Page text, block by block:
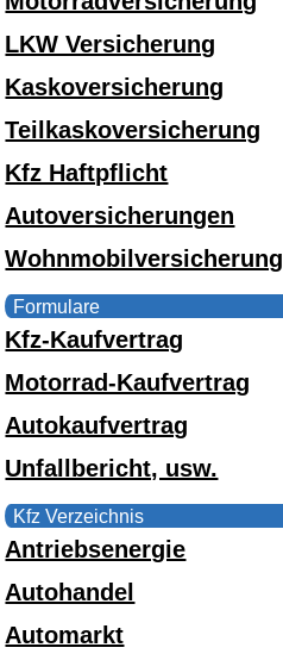
LKW Versicherung
Kaskoversicherung
Teilkaskoversicherung
Kfz Haftpflicht
Autoversicherungen
Wohnmobilversicherung
Formulare
Kfz-Kaufvertrag
Motorrad-Kaufvertrag
Autokaufvertrag
Unfallbericht, usw.
Kfz Verzeichnis
Antriebsenergie
Autohandel
Automarkt